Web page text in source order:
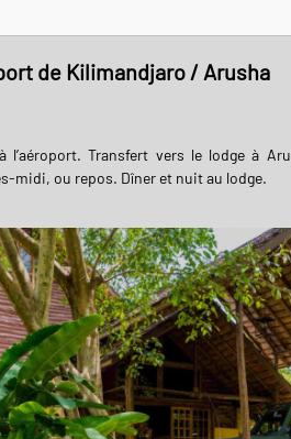
de Kilimandjaro / Arusha
l’aéroport. Transfert vers le lodge à
midi, ou repos. Dîner et nuit au lodge.